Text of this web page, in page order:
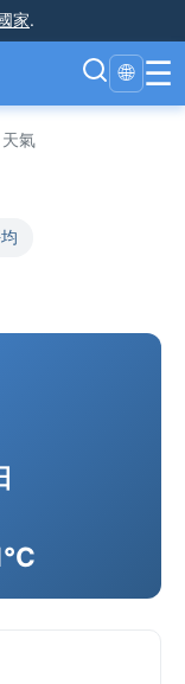
家.
🌐 ☰
氣